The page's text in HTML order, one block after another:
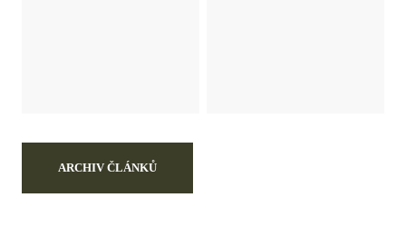
ARCHIV ČLÁNKŮ